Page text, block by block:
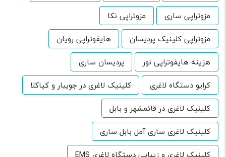
مزوتراپی ساری
مزوتراپی نکا
مزوتراپی کلینیک پردیسان
هایفوتراپی رویان
هزینه هایفوتراپی نور
پردیسان ساری
کرایو دستگاه لاغری
کلینیک لاغری در جویبار و کیاکلا
کلینیک لاغری در قائمشهر و بابل
کلینیک لاغری ساری آمل بابل ساری